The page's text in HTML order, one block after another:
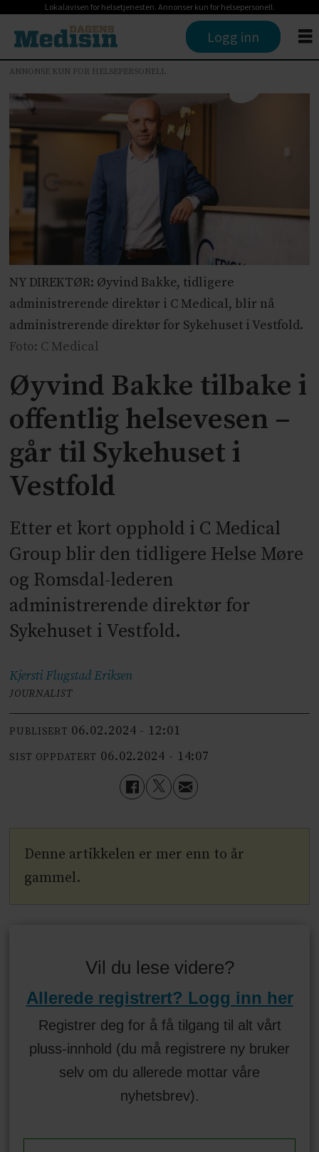
Lokalavisen for helsetjenesten. Annonser kun for helsepersonell.
Logg inn
ANNONSE KUN FOR HELSEPERSONELL
NY DIREKTØR: Øyvind Bakke, tidligere
administrerende direktør i C Medical, blir nå
administrerende direktør for Sykehuset i Vestfold.
Foto: C Medical
Øyvind Bakke tilbake i
offentlig helsevesen –
går til Sykehuset i
Vestfold
Etter et kort opphold i C Medical
Group blir den tidligere Helse Møre
og Romsdal-lederen
administrerende direktør for
Sykehuset i Vestfold.
Kjersti FlugstadEriksen
JOURNALIST
PUBLISERT 06.02.2024 - 12:01
SIST OPPDATERT 06.02.2024 - 14:07
Denne artikkelen er mer enn to år
gammel.
Vil du lese videre?
Allerede registrert? Logg inn her
Registrer deg for å få tilgang til alt vårt
pluss-innhold (du må registrere ny bruker
selv om du allerede mottar våre
nyhetsbrev).